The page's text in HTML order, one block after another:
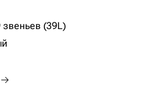
звеньев (39L)